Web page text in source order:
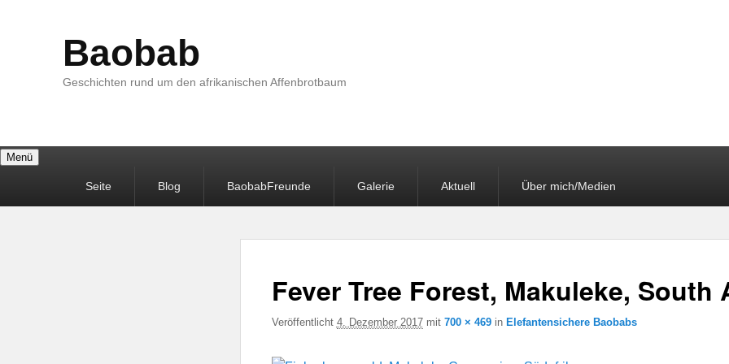
Baobab
Geschichten rund um den afrikanischen Affenbrotbaum
Menü
Seite Blog BaobabFreunde Galerie Aktuell Über mich/Medien
Fever Tree Forest, Makuleke, South
Veröffentlicht 4. Dezember 2017mit 700 × 469in Elefantensichere Baobabs